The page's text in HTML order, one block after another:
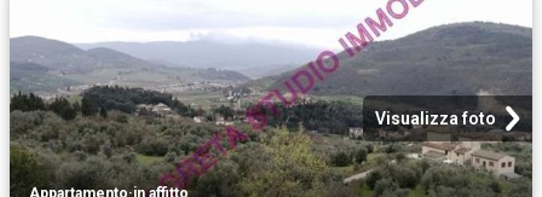
Visualizza foto
Appartamento·in affitto